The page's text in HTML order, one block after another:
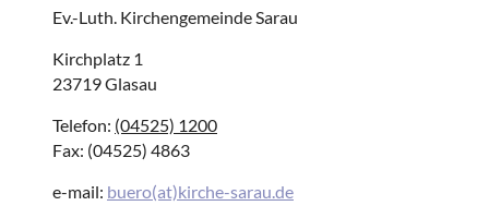
Ev.-Luth. Kirchengemeinde Sarau
Kirchplatz 1
23719 Glasau
Telefon: (04525) 1200
Fax: (04525) 4863
e-mail: buero(at)kirche-sarau.de